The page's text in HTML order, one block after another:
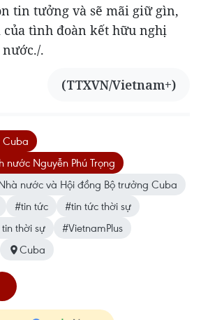
tin tưởng và sẽ mãi giữ gìn,
của tình đoàn kết hữu nghị
.
(TTXVN/Vietnam+)
Cuba
nước Nguyễn Phú Trọng
nước và Hội đồng Bộ trưởng Cuba
#tin tức
#tin tức thời sự
thời sự
#VietnamPlus
Cuba